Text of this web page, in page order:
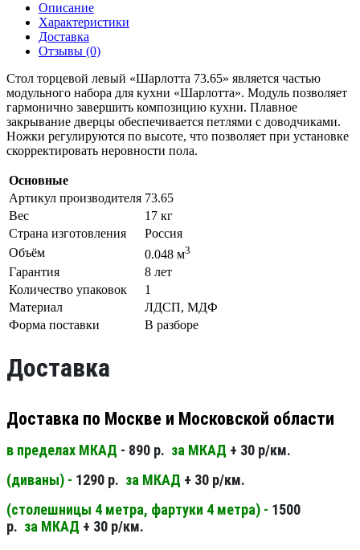
Описание
Характеристики
Доставка
Отзывы (0)
Стол торцевой левый «Шарлотта 73.65» является частью
модульного набора для кухни «Шарлотта». Модуль позволяет
гармонично завершить композицию кухни. Плавное
закрывание дверцы обеспечивается петлями с доводчиками.
Ножки регулируются по высоте, что позволяет при установке
скорректировать неровности пола.
Основные
Артикул производителя 73.65
Вес
17 кг
Страна изготовления
Россия
Объём
0.048 м3
Гарантия
8 лет
Количество упаковок
1
Материал
ЛДСП, МДФ
Форма поставки
В разборе
Доставка
Доставка по Москве и Московской области
в пределах МКАД - 890 р. за МКАД + 30 р/км.
(диваны) - 1290 р. за МКАД + 30 р/км.
(столешницы 4 метра, фартуки 4 метра) - 1500
р. за МКАД + 30 р/км.